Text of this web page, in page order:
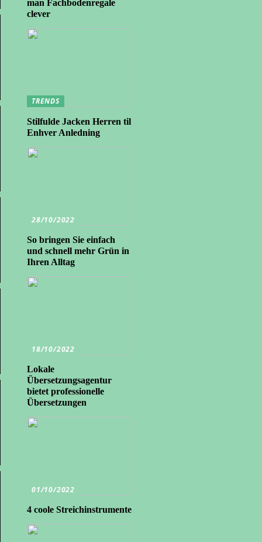
man Fachbodenregale
clever
TRENDS
Stilfulde Jacken Herren til
Enhver Anledning
28/10/2022
So bringen Sie einfach
und schnell mehr Grün in
Ihren Alltag
18/10/2022
Lokale
Übersetzungsagentur
bietet professionelle
Übersetzungen
01/10/2022
4 coole Streichinstrumente